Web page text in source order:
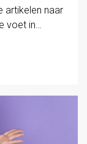
artikelen naar
voet in…